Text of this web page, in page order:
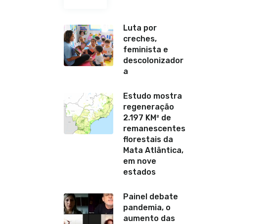
Luta por
creches,
feminista e
descolonizador
a
Estudo mostra
regeneração
2.197 KM² de
remanescentes
florestais da
Mata Atlântica,
em nove
estados
Painel debate
pandemia, o
aumento das